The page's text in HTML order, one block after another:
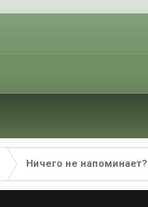
Ничего не напоминает?